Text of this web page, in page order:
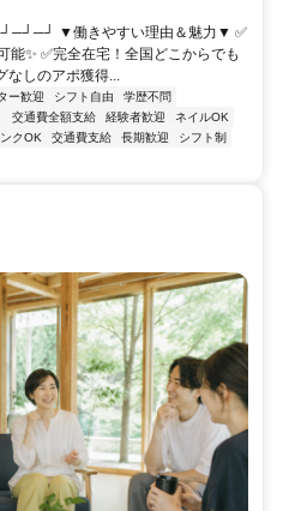
▼働きやすい理由＆魅力▼ ✅
✨ ✅完全在宅！全国どこからでも
なしのアポ獲得...
ー歓迎 シフト自由
学歴不問
交通費全額支給 経験者歓迎
ネイルOK
クOK 交通費支給 長期歓迎
シフト制